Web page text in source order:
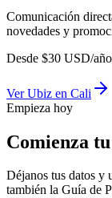
Comunicación
novedades y
Desde $30 USD/año
VerUbiz en Cali
Empieza hoy
Comienza
Déjanos tus datos y
también la Guía de